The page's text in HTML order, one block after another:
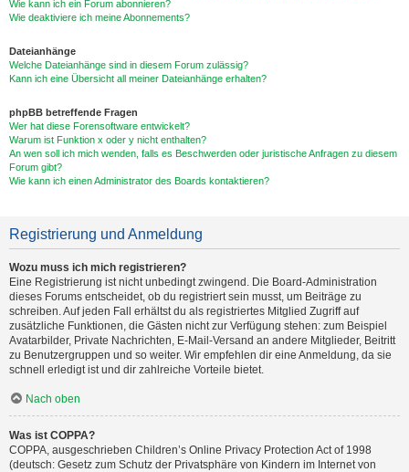
Wie kann ich ein Forum abonnieren?
Wie deaktiviere ich meine Abonnements?
Dateianhänge
Welche Dateianhänge sind in diesem Forum zulässig?
Kann ich eine Übersicht all meiner Dateianhänge erhalten?
phpBB betreffende Fragen
Wer hat diese Forensoftware entwickelt?
Warum ist Funktion x oder y nicht enthalten?
An wen soll ich mich wenden, falls es Beschwerden oder juristische Anfragen zu diesem
Forum gibt?
Wie kann ich einen Administrator des Boards kontaktieren?
Registrierung und Anmeldung
Wozu muss ich mich registrieren?
Eine Registrierung ist nicht unbedingt zwingend. Die Board-Administration
dieses Forums entscheidet, ob du registriert sein musst, um Beiträge zu
schreiben. Auf jeden Fall erhältst du als registriertes Mitglied Zugriff auf
zusätzliche Funktionen, die Gästen nicht zur Verfügung stehen: zum Beispiel
Avatarbilder, Private Nachrichten, E-Mail-Versand an andere Mitglieder, Beitritt
zu Benutzergruppen und so weiter. Wir empfehlen dir eine Anmeldung, da sie
schnell erledigt ist und dir zahlreiche Vorteile bietet.
Nach oben
Was ist COPPA?
COPPA, ausgeschrieben Children’s Online Privacy Protection Act of 1998
(deutsch: Gesetz zum Schutz der Privatsphäre von Kindern im Internet von